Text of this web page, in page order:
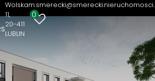
Wolska
11
20-411
LUBLIN
0